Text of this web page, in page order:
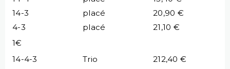
14-3
placé
20,90 €
4-3
placé
21,10 €
1€
14-4-3
Trio
212,40 €